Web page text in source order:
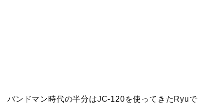
バンドマン時代の半分はJC-120を使ってきたRyuで